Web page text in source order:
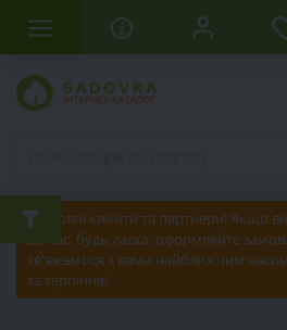
Шановні клієнти та партнери! Якщо
до нас, будь ласка, оформляйте
зв'яжемося з вами найближчим
та терпіння!